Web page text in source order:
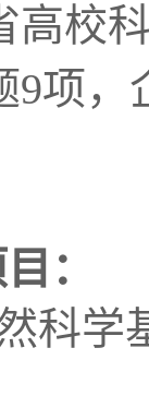
高校
9项，
：
科